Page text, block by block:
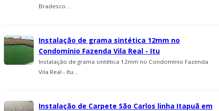
Bradesco...
Instalação de grama sintética 12mm no
Condomínio Fazenda Vila Real - Itu
Instalação de grama sintética 12mm no Condomínio Fazenda
Vila Real - Itu...
Instalação de Carpete São Carlos linha Itapuã em